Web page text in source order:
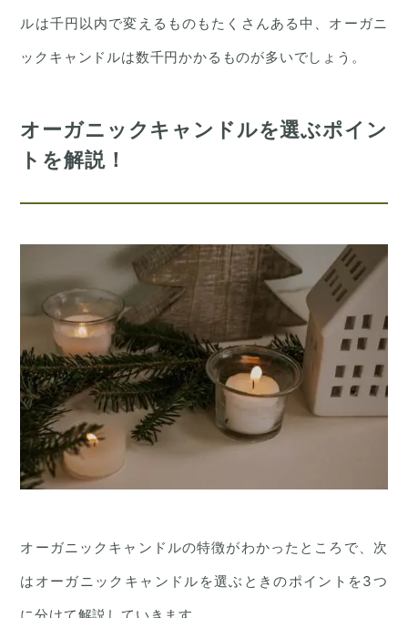
ルは千円以内で変えるものもたくさんある中、オーガニ
ックキャンドルは数千円かかるものが多いでしょう。
オーガニックキャンドルを選ぶポイン
トを解説！
オーガニックキャンドルの特徴がわかったところで、次
はオーガニックキャンドルを選ぶときのポイントを3つ